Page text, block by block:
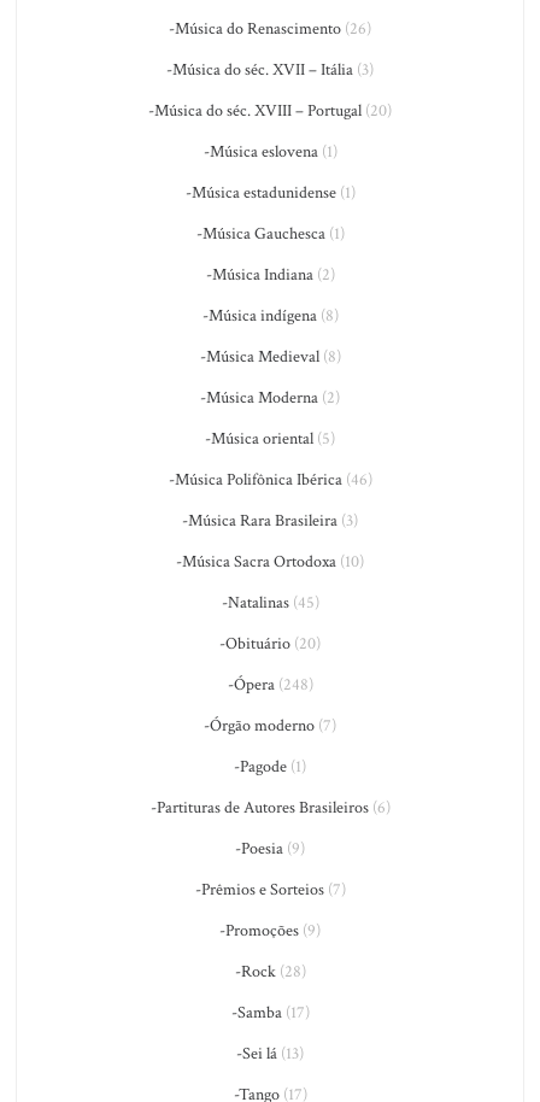
-Música do Renascimento (26)
-Música do séc. XVII – Itália (3)
-Música do séc. XVIII – Portugal (20)
-Música eslovena(1)
-Música estadunidense(1)
-Música Gauchesca(1)
-Música Indiana(2)
-Música indígena(8)
-Música Medieval(8)
-Música Moderna (2)
-Música oriental (5)
-Música Polifônica Ibérica(46)
-Música Rara Brasileira (3)
-Música Sacra Ortodoxa (10)
-Natalinas(45)
-Obituário (20)
-Ópera(248)
-Órgão moderno (7)
-Pagode (1)
-Partituras de Autores Brasileiros(6)
-Poesia (9)
-Prêmios e Sorteios(7)
-Promoções (9)
-Rock(28)
-Samba(17)
-Sei lá (13)
-Tango(17)